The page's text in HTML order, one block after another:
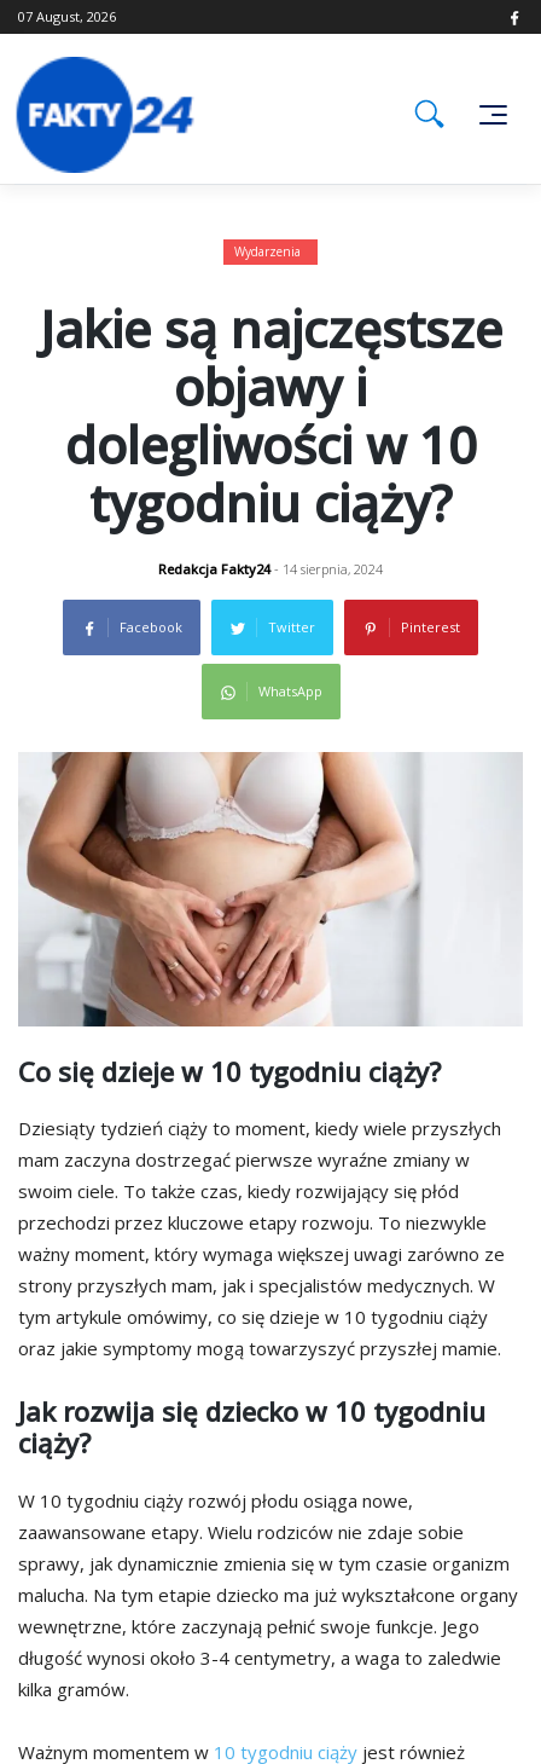
Skip
to
07 August, 2026
Wydarzenia
Jakie są najczęstsze
objawy i
dolegliwości w 10
tygodniu ciąży?
Redakcja Fakty24- 14 sierpnia, 2024
Facebook Twitter Pinterest
WhatsApp
Co się dzieje w 10 tygodniu ciąży?
Dziesiąty tydzień ciąży to moment, kiedy wiele przyszłych
mam zaczyna dostrzegać pierwsze wyraźne zmiany w
swoim ciele. To także czas, kiedy rozwijający się płód
przechodzi przez kluczowe etapy rozwoju. To niezwykle
ważny moment, który wymaga większej uwagi zarówno ze
strony przyszłych mam, jak i specjalistów medycznych. W
tym artykule omówimy, co się dzieje w 10 tygodniu ciąży
oraz jakie symptomy mogą towarzyszyć przyszłej mamie.
Jak rozwija się dziecko w 10 tygodniu
ciąży?
W 10 tygodniu ciąży rozwój płodu osiąga nowe,
zaawansowane etapy. Wielu rodziców nie zdaje sobie
sprawy, jak dynamicznie zmienia się w tym czasie organizm
malucha. Na tym etapie dziecko ma już wykształcone organy
wewnętrzne, które zaczynają pełnić swoje funkcje. Jego
długość wynosi około 3-4 centymetry, a waga to zaledwie
kilka gramów.
Ważnym momentem w 10 tygodniu ciąży jest również